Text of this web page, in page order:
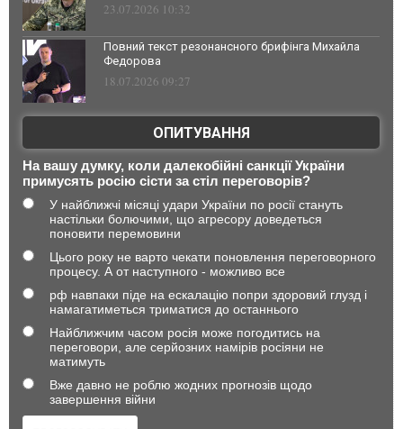
23.07.2026 10:32
Повний текст резонансного брифінга Михайла
Федорова
18.07.2026 09:27
ОПИТУВАННЯ
На вашу думку, коли далекобійні санкції України
примусять росію сісти за стіл переговорів?
У найближчі місяці удари України по росії стануть
настільки болючими, що агресору доведеться
поновити перемовини
Цього року не варто чекати поновлення переговорного
процесу. А от наступного - можливо все
рф навпаки піде на ескалацію попри здоровий глузд і
намагатиметься триматися до останнього
Найближчим часом росія може погодитись на
переговори, але серйозних намірів росіяни не
матимуть
Вже давно не роблю жодних прогнозів щодо
завершення війни